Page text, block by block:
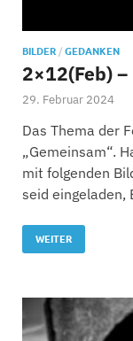
BILDER / GEDANKEN
2×12(Feb)
29. Februar 2024
Das Thema der
„Gemeinsam“.
mit folgenden
seid eingeladen,
WEITER